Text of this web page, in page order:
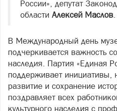
России», депутат
области Алексей Маслов.
В Международный день
подчеркивается важность
наследия. Партия «Единая
поддерживает инициативы,
развитие и сохранение
поздравляет всех
культурного наследия с